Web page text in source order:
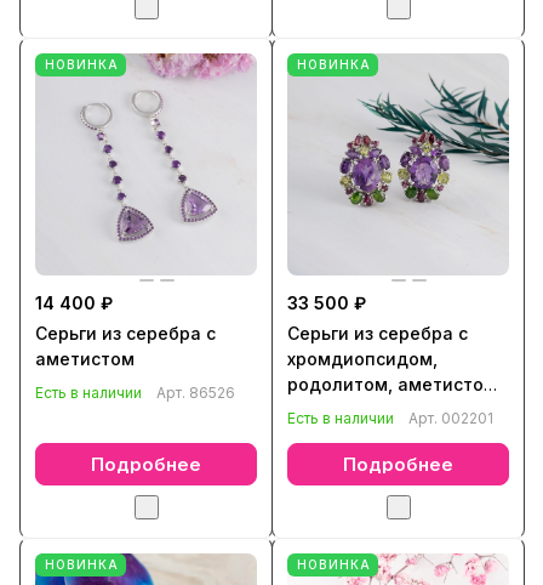
НОВИНКА
14 400 ₽
Серьги из серебра с
аметистом
Есть в наличии Арт. 86526
Подробнее
НОВИНКА
33 500 ₽
Серьги из серебра с
хромдиопсидом,
родолитом, аметистом,
хризолитом
Есть в наличии Арт. 002201
Подробнее
НОВИНКА НОВИНКА